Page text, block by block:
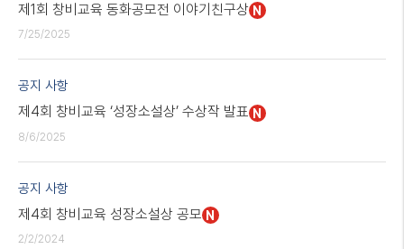
제1회 창비교육 동화공모전 이야기친구상 N
7/25/2025
공지 사항
제4회 창비교육 ‘성장소설상’ 수상작 발표 N
8/6/2025
공지 사항
제4회 창비교육 성장소설상 공모 N
2/2/2024